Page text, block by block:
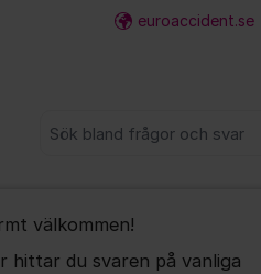
euroaccident.se
välkommen!
hittar du svaren på vanliga